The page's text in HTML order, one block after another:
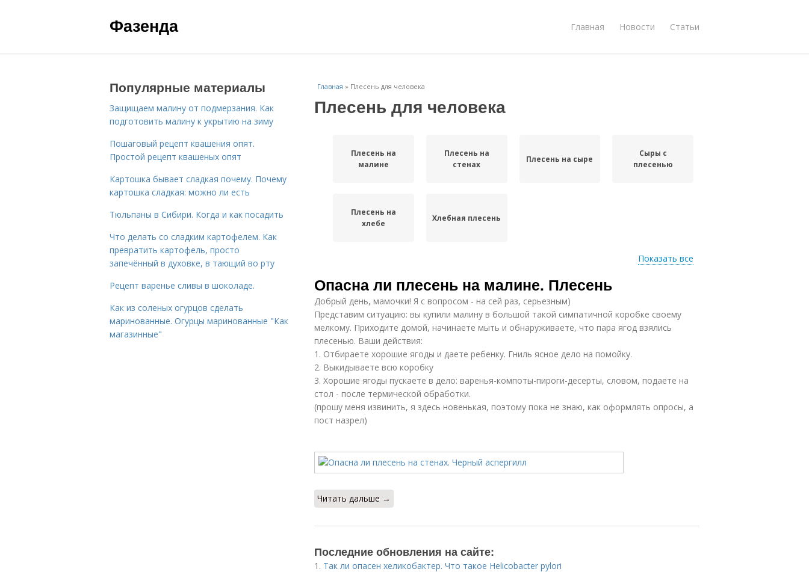
Фазенда Главная Новости Статьи
Главная » Плесень для человека
Плесень для человека
Плесень на
малине
Плесень на
стенах
Плесень на сыре
Сыры с
плесенью
Плесень на
хлебе
Хлебная плесень
Показать все
Опасна ли плесень на малине. Плесень
Добрый день, мамочки! Я с вопросом - на сей раз, серьезным)
Представим ситуацию: вы купили малину в большой такой симпатичной коробке своему
мелкому. Приходите домой, начинаете мыть и обнаруживаете, что пара ягод взялись
плесенью. Ваши действия:
1. Отбираете хорошие ягоды и даете ребенку. Гниль ясное дело на помойку.
2. Выкидываете всю коробку
3. Хорошие ягоды пускаете в дело: варенья-компоты-пироги-десерты, словом, подаете на
стол - после термической обработки.
(прошу меня извинить, я здесь новенькая, поэтому пока не знаю, как оформлять опросы, а
пост назрел)
Читать дальше →
Последние обновления на сайте:
1. Так ли опасен хеликобактер. Что такое Helicobacter pylori
Популярные материалы
Защищаем малину от подмерзания. Как
подготовить малину к укрытию на зиму
Пошаговый рецепт квашения опят.
Простой рецепт квашеных опят
Картошка бывает сладкая почему. Почему
картошка сладкая: можно ли есть
Тюльпаны в Сибири. Когда и как посадить
Что делать со сладким картофелем. Как
превратить картофель, просто
запечённый в духовке, в тающий во рту
Рецепт варенье сливы в шоколаде.
Как из соленых огурцов сделать
маринованные. Огурцы маринованные "Как
магазинные"